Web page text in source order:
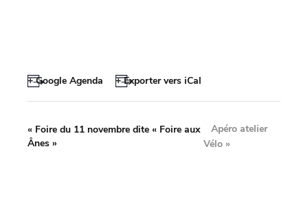
+ Google Agenda + Exporter vers iCal
« Foire du 11 novembre dite « Foire aux
Ânes »
Apéro atelier
Vélo »